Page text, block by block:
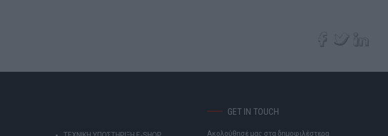
GET IN TOUCH
Ακολούθησέ μας στα δημοφιλέστερα